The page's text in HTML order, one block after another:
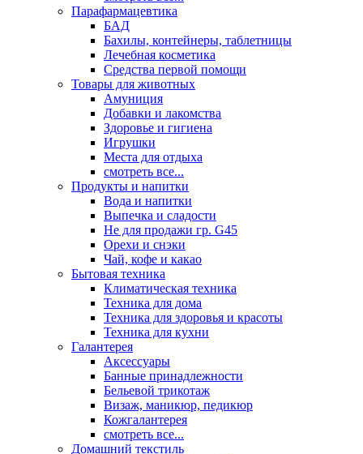
Парафармацевтика
БАД
Бахилы, контейнеры, таблетницы
Лечебная косметика
Средства первой помощи
Товары для животных
Амуниция
Добавки и лакомства
Здоровье и гигиена
Игрушки
Места для отдыха
смотреть все...
Продукты и напитки
Вода и напитки
Выпечка и сладости
Не для продажи гр. G45
Орехи и снэки
Чай, кофе и какао
Бытовая техника
Климатическая техника
Техника для дома
Техника для здоровья и красоты
Техника для кухни
Галантерея
Аксессуары
Банные принадлежности
Бельевой трикотаж
Визаж, маникюр, педикюр
Кожгалантерея
смотреть все...
Домашний текстиль